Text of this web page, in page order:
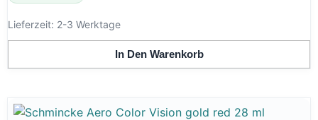
Lieferzeit: 2-3 Werktage
In Den Warenkorb